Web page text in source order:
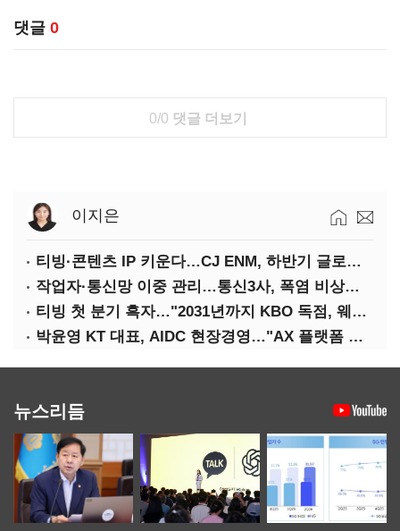
댓글 0
0/0 댓글 더보기
이지은
티빙·콘텐츠 IP 키운다…CJ ENM, 하반기 글로벌 확장 가속
작업자·통신망 이중 관리…통신3사, 폭염 비상대응 돌입
티빙 첫 분기 흑자…"2031년까지 KBO 독점, 웨이브 합병도 속도"
박윤영 KT 대표, AIDC 현장경영…"AX 플랫폼 핵심 인프라로 키운다"
뉴스리듬